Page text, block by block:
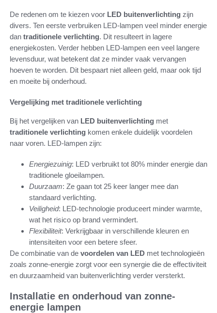
De redenen om te kiezen voor LED buitenverlichting zijn
divers. Ten eerste verbruiken LED-lampen veel minder energie
dan traditionele verlichting. Dit resulteert in lagere
energiekosten. Verder hebben LED-lampen een veel langere
levensduur, wat betekent dat ze minder vaak vervangen
hoeven te worden. Dit bespaart niet alleen geld, maar ook tijd
en moeite bij onderhoud.
Vergelijking met traditionele verlichting
Bij het vergelijken van LED buitenverlichting met
traditionele verlichting komen enkele duidelijk voordelen
naar voren. LED-lampen zijn:
Energiezuinig: LED verbruikt tot 80% minder energie dan
traditionele gloeilampen.
Duurzaam: Ze gaan tot 25 keer langer mee dan
standaard verlichting.
Veiligheid: LED-technologie produceert minder warmte,
wat het risico op brand vermindert.
Flexibiliteit: Verkrijgbaar in verschillende kleuren en
intensiteiten voor een betere sfeer.
De combinatie van de voordelen van LED met technologieën
zoals zonne-energie zorgt voor een synergie die de effectiviteit
en duurzaamheid van buitenverlichting verder versterkt.
Installatie en onderhoud van zonne-
energie lampen